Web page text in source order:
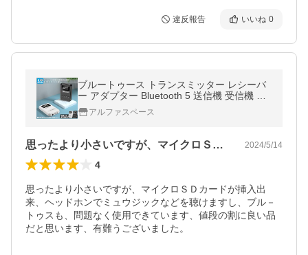
違反報告 いいね 0
ブルートゥース トランスミッター レシーバ
ー アダプター Bluetooth 5 送信機 受信機 US
B ワイヤレス 車 テレビ スピーカー FMTOR
ANアルファスペース
思ったより小さいですが、マイクロＳＤカ… 2024/5/14
4
思ったより小さいですが、マイクロＳＤカードが挿入出
来、ヘッドホンでミュウジックなどを聴けますし、ブル－
トゥスも、問題なく使用できています、値段の割に良い品
だと思います、有難うございました。